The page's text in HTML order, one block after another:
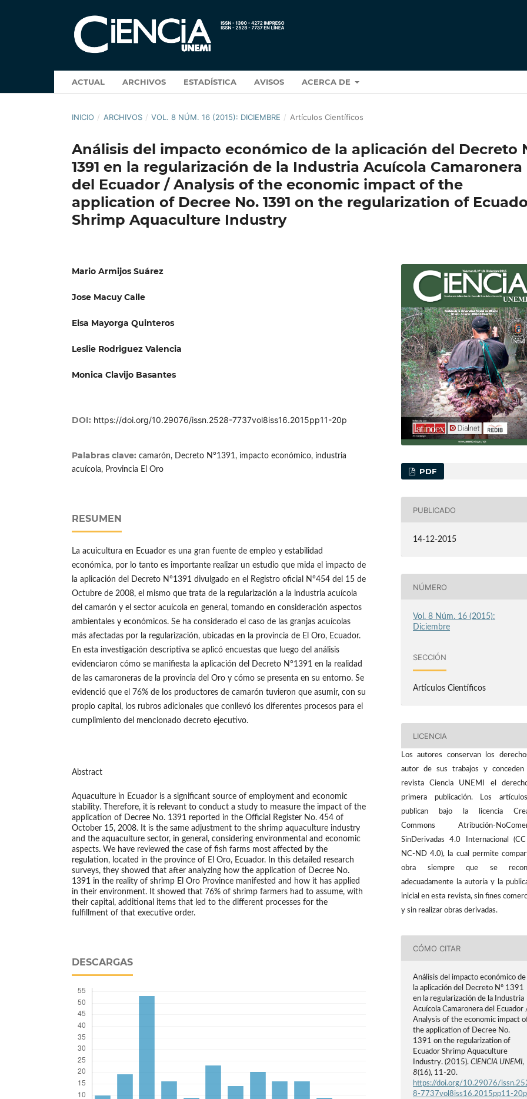
ACTUAL ARCHIVOS ESTADÍSTICA AVISOS ACERCA DE
INICIO / ARCHIVOS / VOL. 8 NÚM. 16 (2015): DICIEMBRE / Artículos Científicos
Análisis del impacto económico de la aplicación del Decreto
1391 en la regularización de la Industria Acuícola Camaronera
del Ecuador / Analysis of the economic impact of the
application of Decree No. 1391 on the regularization of
Shrimp Aquaculture Industry
Mario Armijos Suárez
Jose Macuy Calle
Elsa Mayorga Quinteros
Leslie Rodriguez Valencia
Monica Clavijo Basantes
DOI: https://doi.org/10.29076/issn.2528-7737vol8iss16.2015pp11-20p
Palabras clave: camarón, Decreto N°1391, impacto económico, industria
acuícola, Provincia El Oro
RESUMEN
La acuicultura en Ecuador es una gran fuente de empleo y estabilidad
económica, por lo tanto es importante realizar un estudio que mida el impacto de
la aplicación del Decreto N°1391 divulgado en el Registro oficial N°454 del 15 de
Octubre de 2008, el mismo que trata de la regularización a la industria acuícola
del camarón y el sector acuícola en general, tomando en consideración aspectos
ambientales y económicos. Se ha considerado el caso de las granjas acuícolas
más afectadas por la regularización, ubicadas en la provincia de El Oro, Ecuador.
En esta investigación descriptiva se aplicó encuestas que luego del análisis
evidenciaron cómo se manifiesta la aplicación del Decreto N°1391 en la realidad
de las camaroneras de la provincia del Oro y cómo se presenta en su entorno. Se
evidenció que el 76% de los productores de camarón tuvieron que asumir, con su
propio capital, los rubros adicionales que conllevó los diferentes procesos para el
cumplimiento del mencionado decreto ejecutivo.
Abstract
Aquaculture in Ecuador is a significant source of employment and economic
stability. Therefore, it is relevant to conduct a study to measure the impact of the
application of Decree No. 1391 reported in the Official Register No. 454 of
October 15, 2008. It is the same adjustment to the shrimp aquaculture industry
and the aquaculture sector, in general, considering environmental and economic
aspects. We have reviewed the case of fish farms most affected by the
regulation, located in the province of El Oro, Ecuador. In this detailed research
surveys, they showed that after analyzing how the application of Decree No.
1391 in the reality of shrimp El Oro Province manifested and how it has applied
in their environment. It showed that 76% of shrimp farmers had to assume, with
their capital, additional items that led to the different processes for the
fulfillment of that executive order.
DESCARGAS
PDF
PUBLICADO
14-12-2015
NÚMERO
Vol. 8 Núm. 16 (2015):
Diciembre
SECCIÓN
Artículos Científicos
LICENCIA
Los autores conservan los
autor de sus trabajos y
revista Ciencia UNEMI el
primera publicación. Los
publican bajo la licencia
Commons Atribución-
SinDerivadas 4.0 Internacional
NC-ND 4.0), la cual permite
obra siempre que se
adecuadamente la autoría y la
inicial en esta revista, sin fines
y sin realizar obras derivadas.
CÓMO CITAR
Análisis del impacto económico de
la aplicación del Decreto Nº 1391
en la regularización de la Industria
Acuícola Camaronera del Ecuador
Analysis of the economic impact
the application of Decree No.
1391 on the regularization of
Ecuador Shrimp Aquaculture
Industry. (2015).CIENCIA UNEMI,
8(16), 11-20.
https://doi.org/10.29076/
8-7737vol8iss16.2015pp11-20p